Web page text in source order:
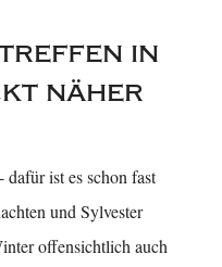
in
näher
dafür ist es schon fast
und Sylvester
offensichtlich auch